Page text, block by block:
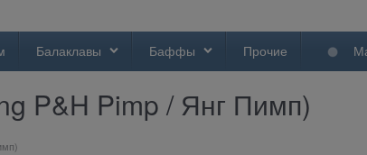
Балаклавы Баффы Прочие
P&H Pimp / Янг Пимп)